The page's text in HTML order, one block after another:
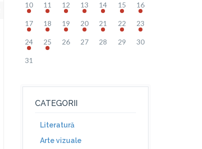
10 11 12 13 14 15 16
17 18 19 20 21 22 23
24 25 26 27 28 29 30
31
CATEGORII
Literatură
Arte vizuale